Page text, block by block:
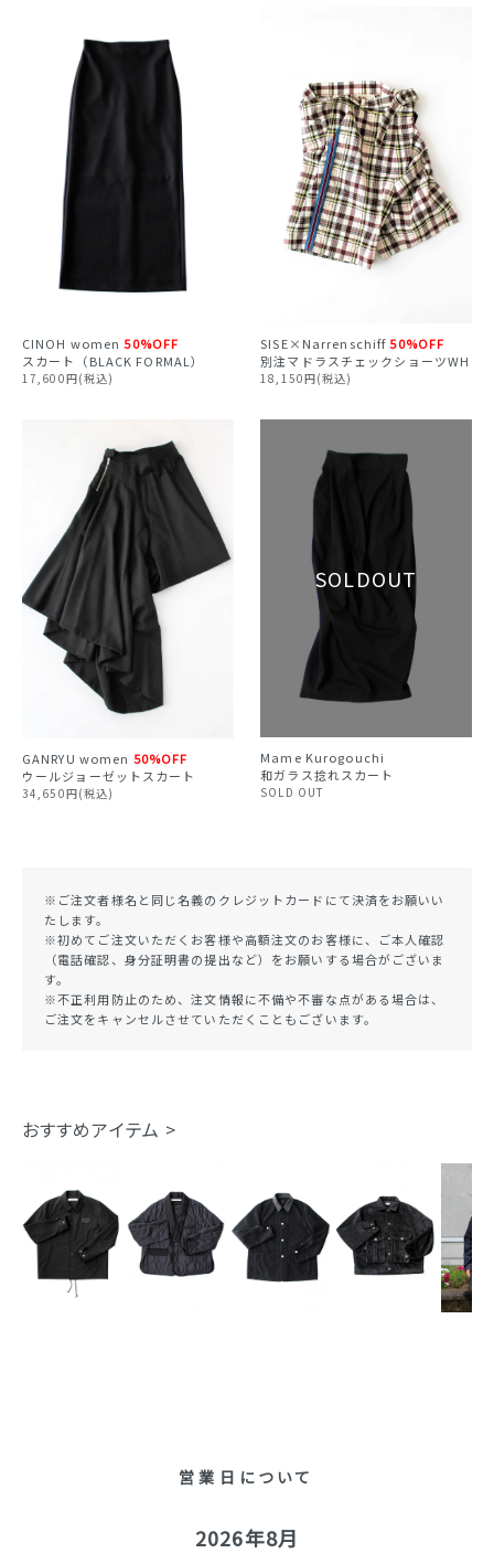
CINOH women50%OFF
スカート（BLACK FORMAL）
17,600円(税込)
SISE×Narrenschiff50%OFF
別注マドラスチェックショーツWH
18,150円(税込)
GANRYU women 50%OFF
ウールジョーゼットスカート
34,650円(税込)
Mame Kurogouchi
和ガラス捻れスカート
SOLD OUT
※ご注文者様名と同じ名義のクレジットカードにて決済をお願いい
たします。
※初めてご注文いただくお客様や高額注文のお客様に、ご本人確認
（電話確認、身分証明書の提出など）をお願いする場合がございま
す。
※不正利用防止のため、注文情報に不備や不審な点がある場合は、
ご注文をキャンセルさせていただくこともございます。
おすすめアイテム >
営業日について
2026年8月